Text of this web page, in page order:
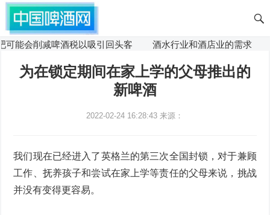
能会削减啤酒税以吸引回头客 酒水行业和酒店业的需求
为在锁定期间在家上学的父母推出的
新啤酒
2022-02-24 16:28:43 来源：
我们现在已经进入了英格兰的第三次全国封锁，对于兼顾
工作、抚养孩子和尝试在家上学等责任的父母来说，挑战
并没有变得更容易。